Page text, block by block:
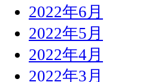
2022年6月
2022年5月
2022年4月
2022年3月